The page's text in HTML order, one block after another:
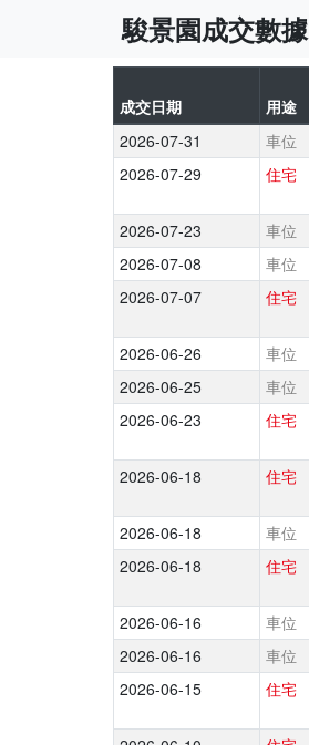
駿景園成交數據
成交日期 用途
2026-07-31
車位
2026-07-29
住宅
2026-07-23 車位
2026-07-08
車位
2026-07-07
住宅
2026-06-26 車位
2026-06-25
車位
2026-06-23
住宅
2026-06-18 住宅
2026-06-18 車位
2026-06-18
住宅
2026-06-16 車位
2026-06-16
車位
2026-06-15
住宅